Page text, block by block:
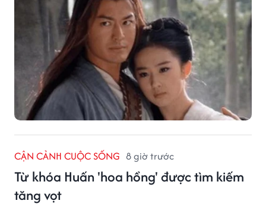
CẬN CẢNH CUỘC SỐNG 8 giờ trước
Từ khóa Huấn 'hoa hồng' được tìm kiếm
tăng vọt